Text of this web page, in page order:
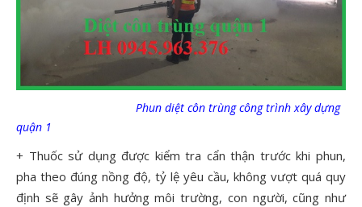
Phun diệt côn trùng công trình xây dựng
quận 1
+ Thuốc sử dụng được kiểm tra cẩn thận trước khi phun,
pha theo đúng nồng độ, tỷ lệ yêu cầu, không vượt quá quy
định sẽ gây ảnh hưởng môi trường, con người, cũng như